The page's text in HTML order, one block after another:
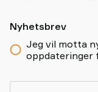
Nyhetsbrev
Jeg vil motta
oppdateringer